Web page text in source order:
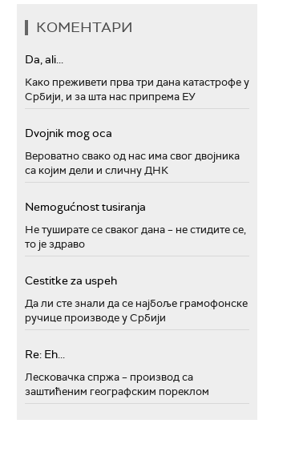
КОМЕНТАРИ
Da, ali...
Како преживети прва три дана катастрофе у
Србији, и за шта нас припрема ЕУ
Dvojnik mog oca
Вероватно свако од нас има свог двојника
са којим дели и сличну ДНК
Nemogućnost tusiranja
Не туширате се сваког дана – не стидите се,
то је здраво
Cestitke za uspeh
Да ли сте знали да се најбоље грамофонске
ручице производе у Србији
Re: Eh...
Лесковачка спржа – производ са
заштићеним географским пореклом